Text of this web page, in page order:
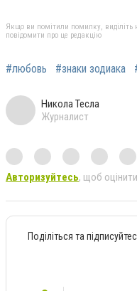
Якщо ви помітили помилку, виділіть
повідомити про це редакцію
#любовь #знаки зодиака
Никола Тесла
Журналист
Авторизуйтесь, щоб оцінити
Поділіться та